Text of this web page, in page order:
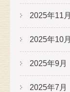
2025年11月
2025年10月
2025年9月
2025年7月